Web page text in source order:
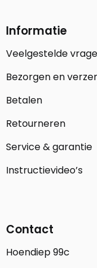
Informatie
Veelgestelde
Bezorgen en
Betalen
Retourneren
Service & garantie
Instructievideo’s
Contact
Hoendiep 99c